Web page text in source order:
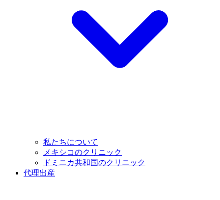
私たちについて
メキシコのクリニック
ドミニカ共和国のクリニック
代理出産